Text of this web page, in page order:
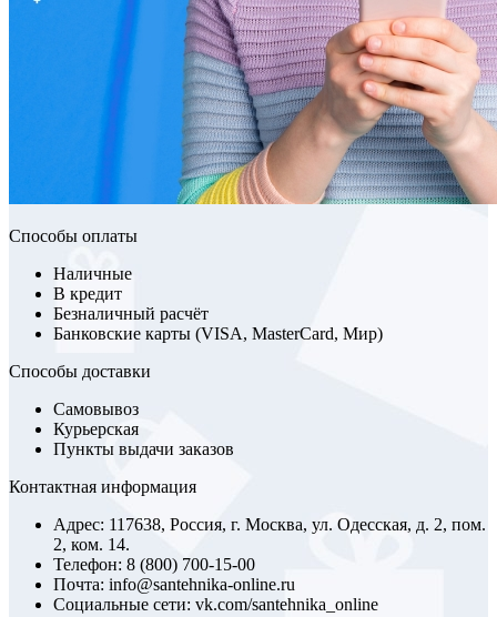
Способы оплаты
Наличные
В кредит
Безналичный расчёт
Банковские карты (VISA, MasterCard, Мир)
Способы доставки
Самовывоз
Курьерская
Пункты выдачи заказов
Контактная информация
Адрес: 117638, Россия, г. Москва, ул. Одесская, д. 2, пом.
2, ком. 14.
Телефон: 8 (800) 700-15-00
Почта: info@santehnika-online.ru
Социальные сети: vk.com/santehnika_online